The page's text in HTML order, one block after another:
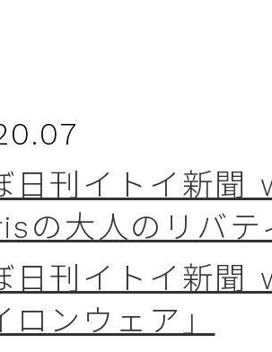
日刊イトイ新
の大人のリバテ
日刊イトイ新
ロンウェア」